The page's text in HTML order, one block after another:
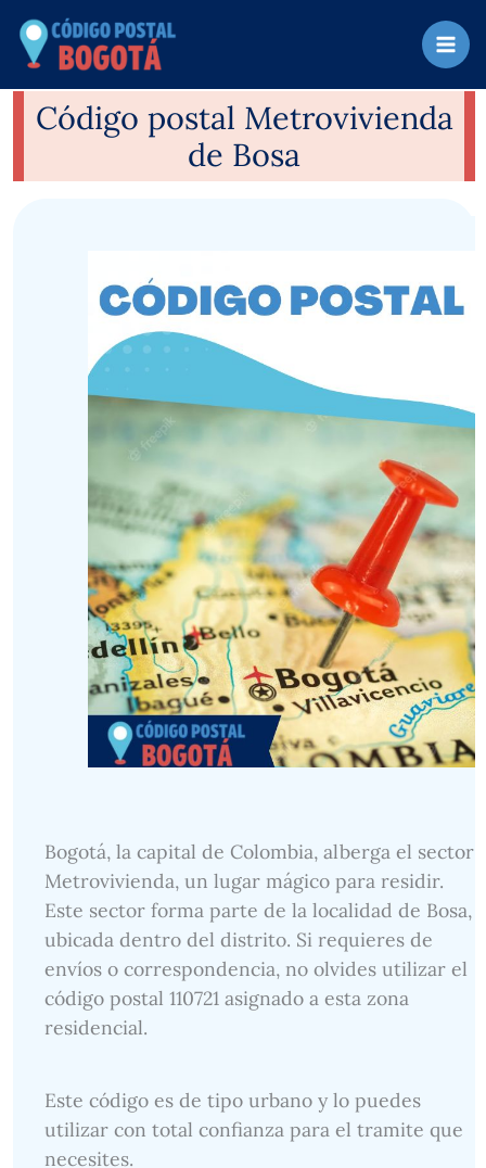
contenido
Código postal Metrovivienda
de Bosa
Bogotá, la capital de Colombia, alberga el sector
Metrovivienda, un lugar mágico para residir.
Este sector forma parte de la localidad de Bosa,
ubicada dentro del distrito. Si requieres de
envíos o correspondencia, no olvides utilizar el
código postal 110721 asignado a esta zona
residencial.
Este código es de tipo urbano y lo puedes
utilizar con total confianza para el tramite que
necesites.